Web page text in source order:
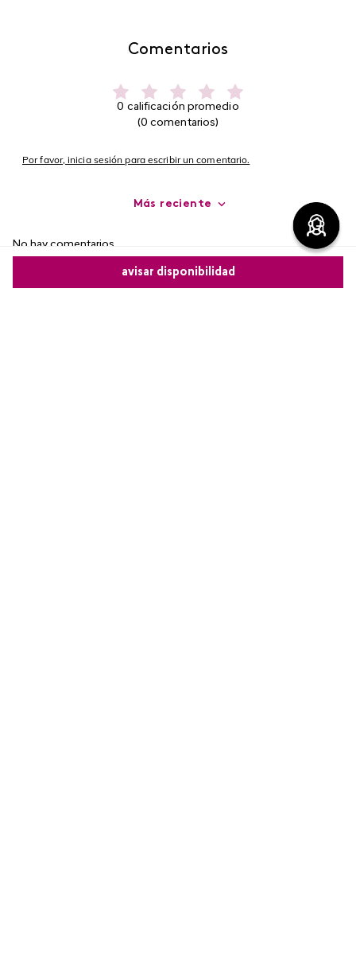
avisar disponibilidad
Comentarios
0 calificación promedio
(0 comentarios)
Por favor, inicia sesión para escribir un comentario.
Más reciente
No hay comentarios.